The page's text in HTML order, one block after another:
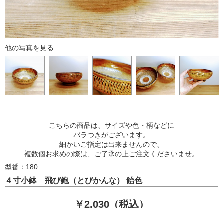
他の写真を見る
こちらの商品は、サイズや色・柄などに
バラつきがございます。
細かいご指定は出来ませんので、
複数個お求めの際は、ご了承の上ご注文くださいませ。
型番：180
４寸小鉢 飛び鉋（とびかんな） 飴色
￥2,030（税込）